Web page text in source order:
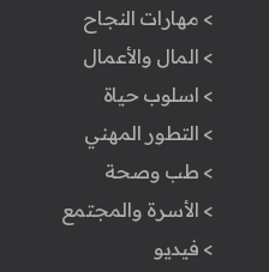
> مهارات النجاح
> المال والأعمال
> اسلوب حياة
> التطور المهني
> طب وصحة
> الأسرة والمجتمع
> فيديو